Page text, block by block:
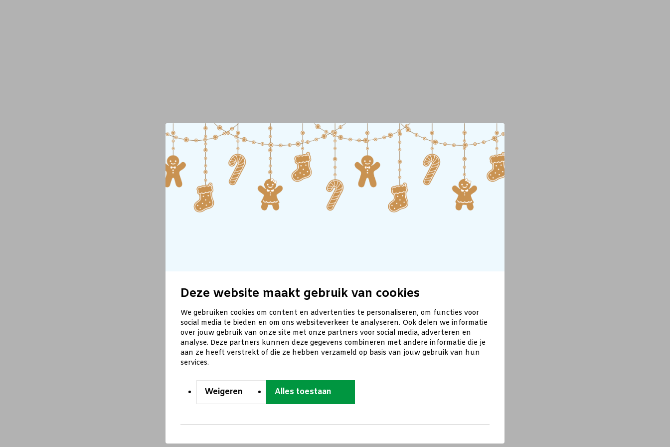
Deze website maakt gebruik van cookies
We gebruiken cookies om content en advertenties te personaliseren, om functies voor
social media te bieden en om ons websiteverkeer te analyseren. Ook delen we informatie
over jouw gebruik van onze site met onze partners voor social media, adverteren en
analyse. Deze partners kunnen deze gegevens combineren met andere informatie die je
aan ze heeft verstrekt of die ze hebben verzameld op basis van jouw gebruik van hun
services.
Weigeren Alles toestaan